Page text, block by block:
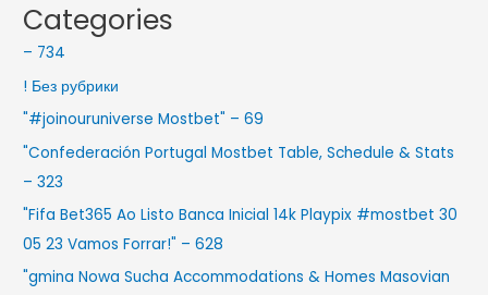
Categories
– 734
! Без рубрики
"#joinouruniverse Mostbet" – 69
"Confederación Portugal Mostbet Table, Schedule & Stats
– 323
"Fifa Bet365 Ao Listo Banca Inicial 14k Playpix #mostbet 30
05 23 Vamos Forrar!" – 628
"gmina Nowa Sucha Accommodations & Homes Masovian